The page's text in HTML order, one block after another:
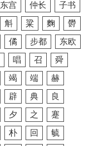
东宫 仲长
子书
斛 粱 麴
欎
僪 步都
东欧
唱 召
舜
竭 端
赫
辟 典
良
夕 之
蹇
朴 回
毓